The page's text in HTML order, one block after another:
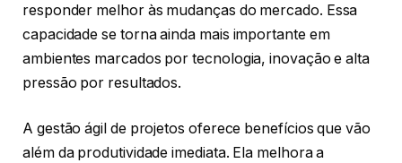
responder melhor às mudanças do mercado. Essa
capacidade se torna ainda mais importante em
ambientes marcados por tecnologia, inovação e alta
pressão por resultados.
A gestão ágil de projetos oferece benefícios que vão
além da produtividade imediata. Ela melhora a